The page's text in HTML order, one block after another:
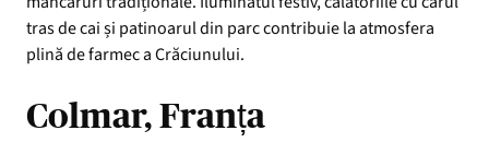
tras de cai și patinoarul din parc contribuie la atmosfera
plină de farmec a Crăciunului.
Colmar, Franța